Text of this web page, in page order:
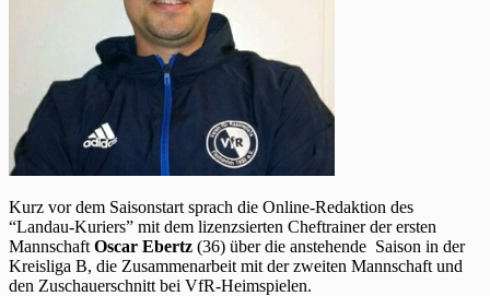
Kurz vor dem Saisonstart sprach die Online-Redaktion des
“Landau-Kuriers” mit dem lizenzsierten Cheftrainer der ersten
Mannschaft Oscar Ebertz (36) über die anstehende Saison in der
Kreisliga B, die Zusammenarbeit mit der zweiten Mannschaft und
den Zuschauerschnitt bei VfR-Heimspielen.